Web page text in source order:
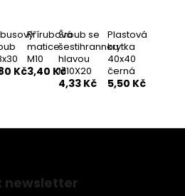
Kč
Přírubová
matice
M10
3,40 Kč
Šroub se
šestihrannou
hlavou
M10X20
4,33 Kč
Plastová
krytka
40x40
černá
5,50 Kč
newsletter